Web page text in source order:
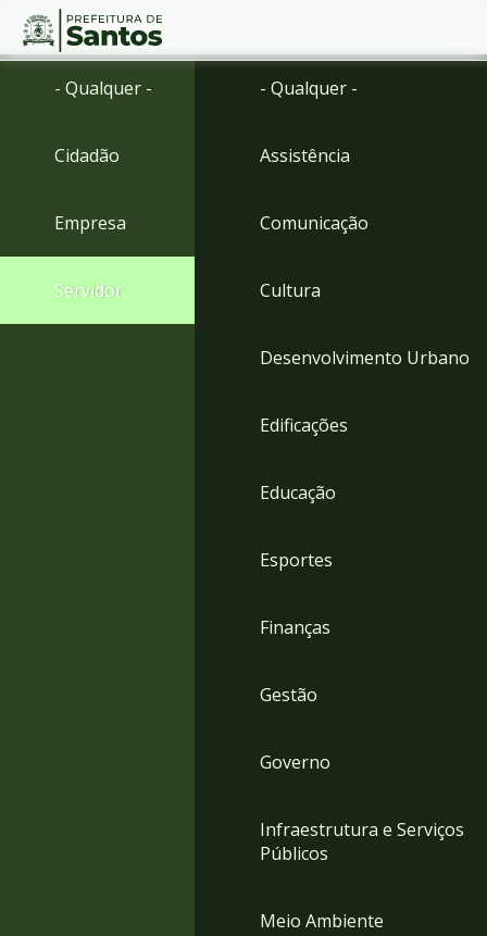
Ir
menu
para
Conteúdo
- Qualquer -
Cidadão
Empresa
Servidor
- Qualquer -
Assistência
Comunicação
Cultura
Desenvolvimento Urbano
Edificações
Educação
Esportes
Finanças
Gestão
Governo
Infraestrutura e Serviços
Públicos
Meio Ambiente